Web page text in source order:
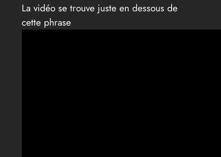
La vidéo se trouve juste en dessous de
cette phrase